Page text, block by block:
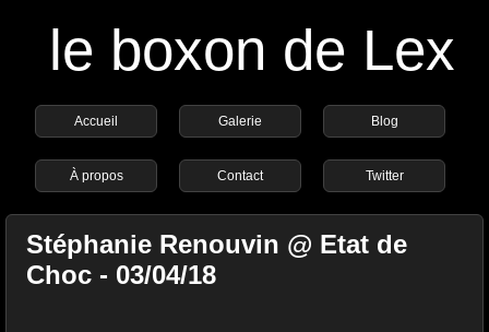
le boxon de Lex
Accueil Galerie Blog
À propos Contact Twitter
Stéphanie Renouvin @ Etat de
Choc - 03/04/18